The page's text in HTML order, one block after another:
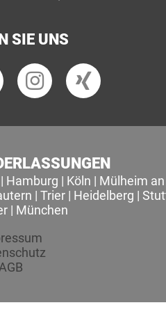
SIE UNS
| Hamburg | Köln | Mülheim
| Trier| Heidelberg |
| München
AGB